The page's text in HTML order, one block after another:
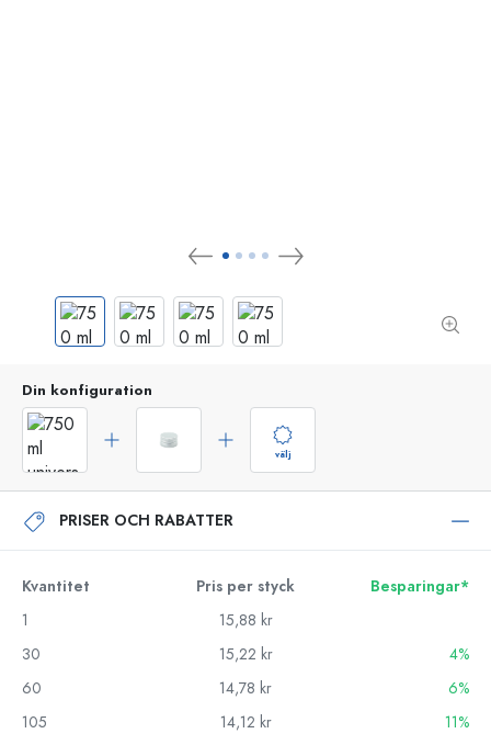
Din konfiguration
välj
PRISER OCH RABATTER
Kvantitet Pris per styck
Besparingar*
1
15,88 kr
30
15,22 kr
4%
60
14,78 kr
6%
105
14,12 kr
11%